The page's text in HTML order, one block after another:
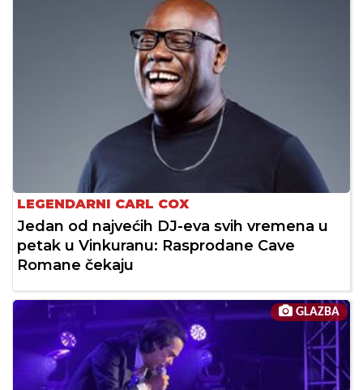
LEGENDARNI CARL COX
Jedan od najvećih DJ-eva svih vremena u
petak u Vinkuranu: Rasprodane Cave
Romane čekaju
GLAZBA